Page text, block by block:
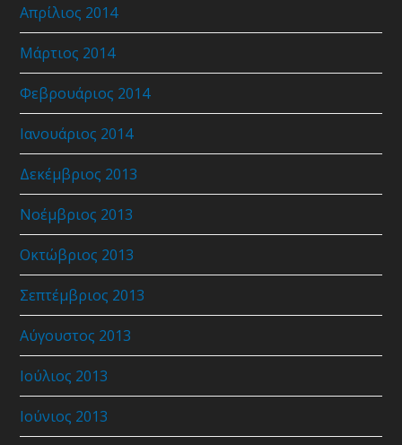
Απρίλιος 2014
Μάρτιος 2014
Φεβρουάριος 2014
Ιανουάριος 2014
Δεκέμβριος 2013
Νοέμβριος 2013
Οκτώβριος 2013
Σεπτέμβριος 2013
Αύγουστος 2013
Ιούλιος 2013
Ιούνιος 2013